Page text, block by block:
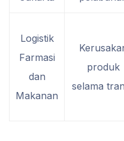
Logistik
Farmasi
dan
Makanan
produk
selama